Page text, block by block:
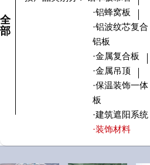
全
部
·铝蜂窝板
·铝波纹芯复合
铝板
·金属复合板
·金属吊顶
·保温装饰一体
板
·建筑遮阳系统
·装饰材料